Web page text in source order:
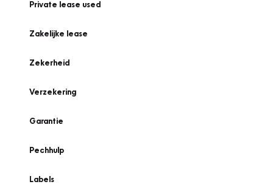
Private lease used
Zakelijke lease
Zekerheid
Verzekering
Garantie
Pechhulp
Labels